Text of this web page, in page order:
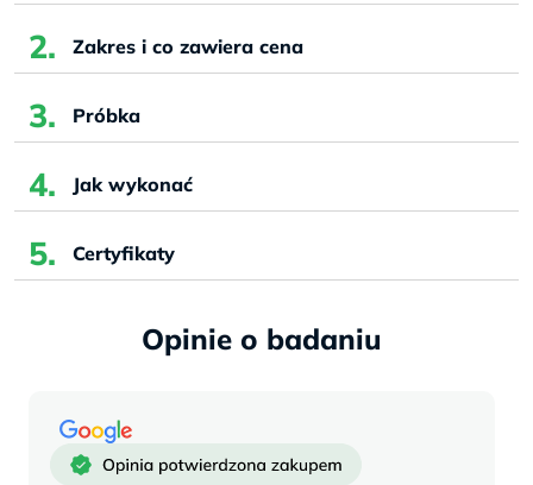
Zakres i co zawiera cena
Próbka
Jak wykonać
Certyfikaty
Opinie